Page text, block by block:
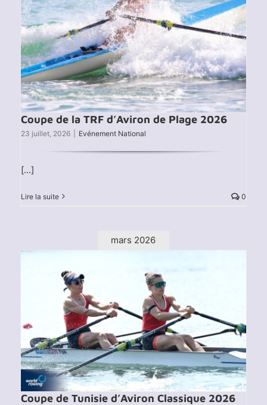
Coupe de la TRF d’Aviron de Plage 2026
23 juillet, 2026 Evénement National
[...]
Lire la suite 0
mars 2026
Coupe de Tunisie d’Aviron Classique 2026